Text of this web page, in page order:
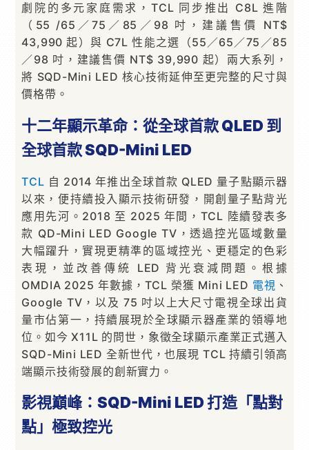
劇院的多元家庭需求，TCL 同步推出 C8L 進階
（55 /65／75／85／98 吋，建議售價 NT$
43,990 起）與 C7L 性能之選（55／65／75／85
／98 吋，建議售價 NT$ 39,990 起）兩大系列，
將 SQD-Mini LED 核心技術延伸至更完整的尺寸與
價格帶。
十二年顯示革命：從全球首款QLED到
全球首款SQD-Mini LED
TCL 自 2014 年推出全球首款 QLED 量子點顯示器
以來，便持續投入顯示技術研發，開創量子點背光
應用先河。2018 至 2025 年間，TCL 陸續發表多
款 QD-Mini LED Google TV，透過控光區域數量
大幅躍升，實現更精準的區域控光、更穩定的色彩
表現，並改善傳統 LED 背光衰減問題。根據
OMDIA 2025 年數據，TCL 榮獲 Mini LED 電視 、
Google TV，以及 75 吋以上大尺寸電視全球出貨
量市佔第一，持續展現於全球顯示器產業的領導地
位。如今 X11L 的問世，象徵全球顯示產業正式邁入
SQD-Mini LED 全新世代，也展現 TCL 持續引領高
端顯示技術發展的創新實力。
影視巔峰：SQD-Mini LED打造「點對
點」極致控光